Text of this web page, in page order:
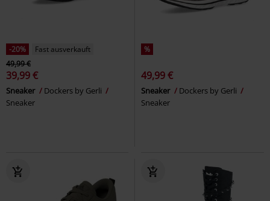
-20%
Fast ausverkauft
49,99 €
39,99 €
Sneaker
Dockers by Gerli
Sneaker
%
49,99 €
Sneaker
Dockers by Gerli
Sneaker